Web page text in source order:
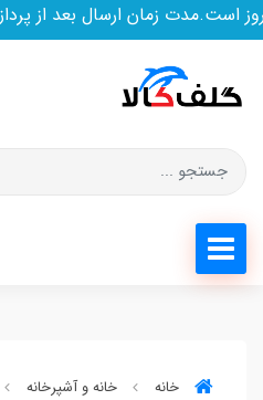
زمان ارسال بعد از
خانه خانه و آشپرخانه